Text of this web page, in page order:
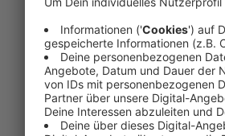
Ab
vorgestellt,
macht klar:
Anzeige